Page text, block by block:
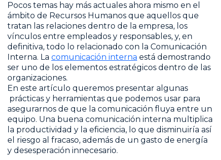
Pocos temas hay más actuales ahora mismo en el
ámbito de Recursos Humanos que aquellos que
tratan las relaciones dentro de la empresa, los
vínculos entre empleados y responsables, y, en
definitiva, todo lo relacionado con la Comunicación
Interna. La comunicación interna está demostrando
ser uno de los elementos estratégicos dentro de las
organizaciones.
En este artículo queremos presentar algunas
prácticas y herramientas que podemos usar para
asegurarnos de que la comunicación fluya entre un
equipo. Una buena comunicación interna multiplica
la productividad y la eficiencia, lo que disminuiría así
el riesgo al fracaso, además de un gasto de energía
y desesperación innecesario.